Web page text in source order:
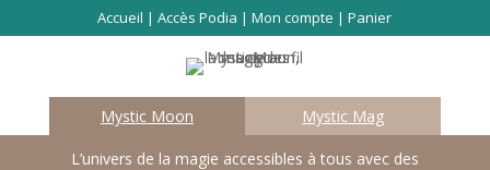
Accueil |Accès Podia |Mon compte |Panier
Mystic Moon Mystic Mag
L’univers de la magie accessibles à tous avec des